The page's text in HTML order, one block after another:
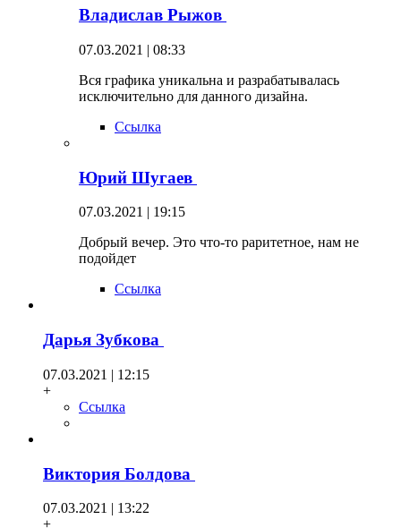
Владислав Рыжов
07.03.2021 | 08:33
Вся графика уникальна и разрабатывалась
исключительно для данного дизайна.
Ссылка
Юрий Шугаев
07.03.2021 | 19:15
Добрый вечер. Это что-то раритетное, нам не
подойдет
Ссылка
Дарья Зубкова
07.03.2021 | 12:15
+
Ссылка
Виктория Болдова
07.03.2021 | 13:22
+